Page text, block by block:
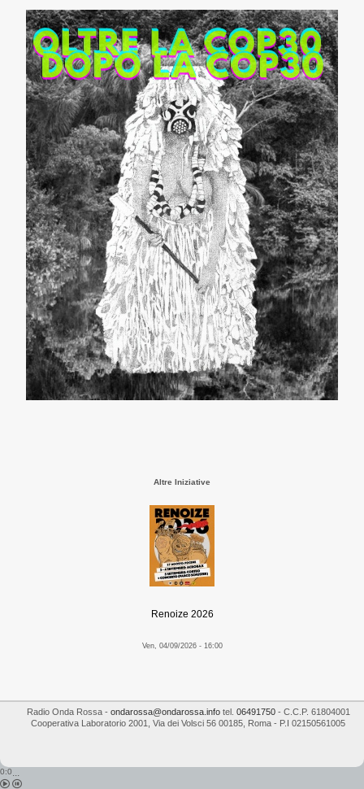
Altre Iniziative
Renoize 2026
Ven, 04/09/2026 - 16:00
Radio Onda Rossa- ondarossa@ondarossa.infotel. 06491750- C.C.P. 61804001
Cooperativa Laboratorio 2001
Via dei Volsci 56 00185 Roma - P.I 02150561005
0:0...